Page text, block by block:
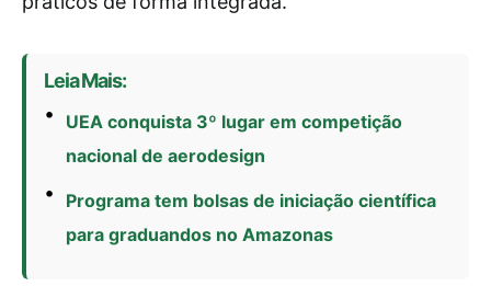
Leia Mais:
UEA conquista 3º lugar em competição
nacional de aerodesign
Programa tem bolsas de iniciação científica
para graduandos no Amazonas